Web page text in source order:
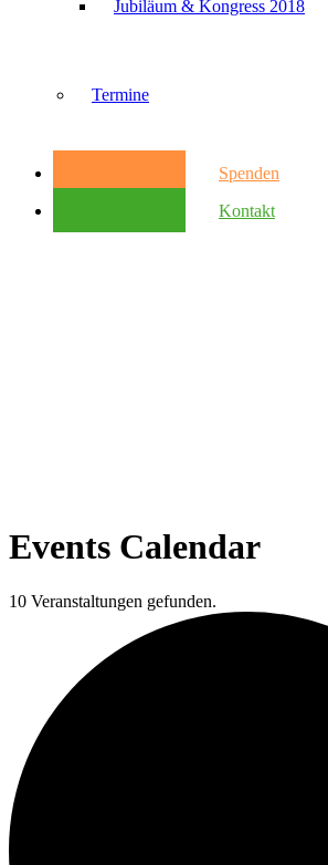
Jubiläum & Kongress 2018
Termine
Spenden
Kontakt
Events Calendar
10 Veranstaltungen gefunden.